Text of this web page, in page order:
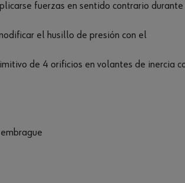
fuerzas en sentido contrario
el husillo de presión con el
de 4 orificios en volantes de inercia